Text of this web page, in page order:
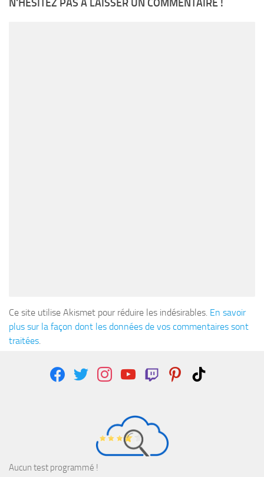
N'HÉSITEZ PAS À LAISSER UN COMMENTAIRE !
Ce site utilise Akismet pour réduire les indésirables. En savoir
plus sur la façon dont les données de vos commentaires sont
traitées
facebooktwitter instagramyoutubetwitch pinteresttiktok
Aucun test programmé !